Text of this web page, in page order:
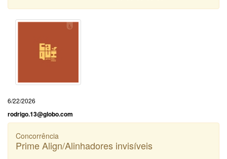
6/22/2026
rodrigo.13@globo.com
Concorrência
Prime Align/Alinhadores invisíveis